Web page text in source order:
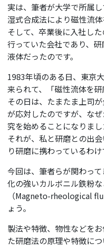
実は、筆者が大学で所属
湿式合成法により磁性流体
そして、卒業後に入社し
行っていた会社であり、
液体だったのです。
1983年頃のある日、東京
来られて、「磁性流体を
その日は、たまたま上司
が応対したのですが、な
究を始めることになりまし
それが、私と研磨との出
り研磨に携わっているわ
今回は、筆者らが関わっ
化の強いカルボニル鉄粉
（Magneto-rheological
ょう。
製法や特徴、物性などを
た研磨法の原理や特徴につ